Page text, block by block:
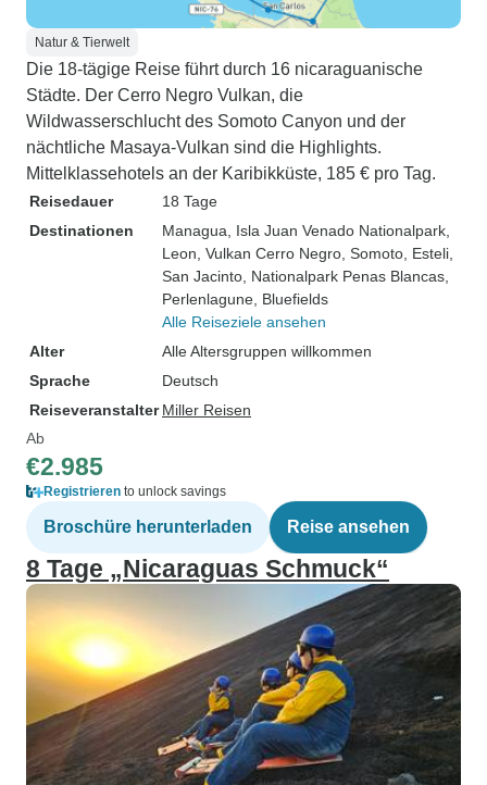
Natur & Tierwelt
Die 18-tägige Reise führt durch 16 nicaraguanische
Städte. Der Cerro Negro Vulkan, die
Wildwasserschlucht des Somoto Canyon und der
nächtliche Masaya-Vulkan sind die Highlights.
Mittelklassehotels an der Karibikküste, 185 € pro Tag.
Reisedauer
18 Tage
Destinationen
Managua , Isla Juan Venado Nationalpark
Leon , Vulkan Cerro Negro , Somoto , Esteli
San Jacinto , Nationalpark Penas Blancas
Perlenlagune , Bluefields
Alle Reiseziele ansehen
Alter
Alle Altersgruppen willkommen
Sprache
Deutsch
Reiseveranstalter Miller Reisen
Ab
€2.985
Registrieren to unlock savings
Broschüre herunterladen Reise ansehen
8 Tage „Nicaraguas Schmuck“